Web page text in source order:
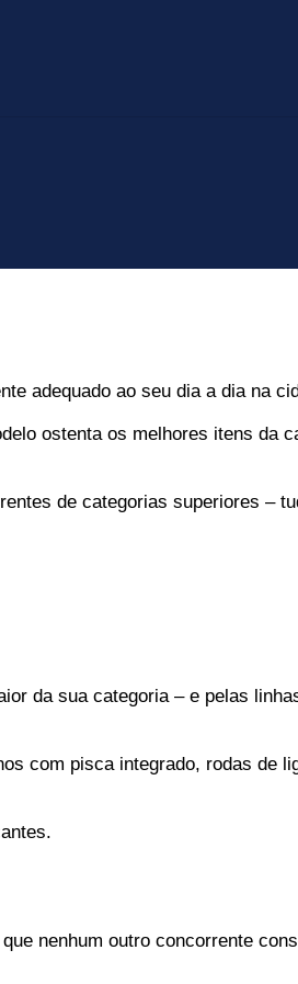
adequado ao seu dia a dia na
ostenta os melhores itens da
de categorias superiores –
da sua categoria – e pelas
com pisca integrado, rodas de
nenhum outro concorrente